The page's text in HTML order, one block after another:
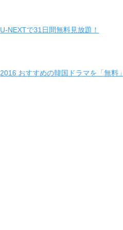
U-NEXTで31日間無料見放題！
2016 おすすめの韓国ドラマを「無料